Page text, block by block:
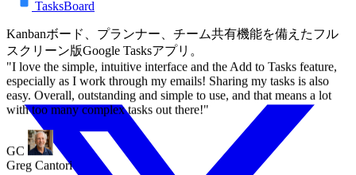
TasksBoard
Kanbanボード、プランナー、チーム共有機能を備えたフル
スクリーン版Google Tasksアプリ。